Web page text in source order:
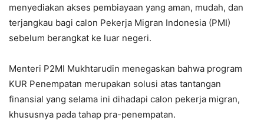
menyediakan akses pembiayaan yang aman, mudah, dan
terjangkau bagi calon Pekerja Migran Indonesia (PMI)
sebelum berangkat ke luar negeri.
Menteri P2MI Mukhtarudin menegaskan bahwa program
KUR Penempatan merupakan solusi atas tantangan
finansial yang selama ini dihadapi calon pekerja migran,
khususnya pada tahap pra-penempatan.